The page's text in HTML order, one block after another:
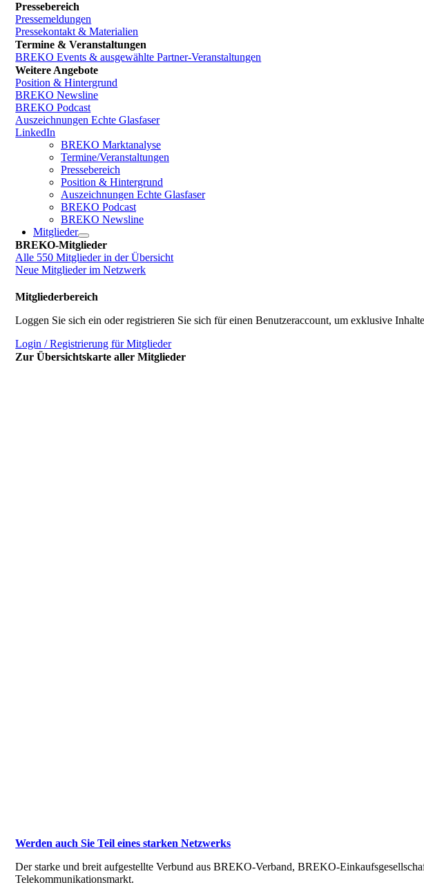
Pressebereich
Pressemeldungen
Pressekontakt & Materialien
Termine & Veranstaltungen
BREKO Events & ausgewählte Partner-Veranstaltungen
Weitere Angebote
Position & Hintergrund
BREKO Newsline
BREKO Podcast
Auszeichnungen Echte Glasfaser
LinkedIn
BREKO Marktanalyse
Termine/Veranstaltungen
Pressebereich
Position & Hintergrund
Auszeichnungen Echte Glasfaser
BREKO Podcast
BREKO Newsline
Mitglieder
BREKO-Mitglieder
Alle 550 Mitglieder in der Übersicht
Neue Mitglieder im Netzwerk
Mitgliederbereich
Loggen Sie sich ein oder registrieren Sie sich für einen Benutzeraccount, um exklusive
Login / Registrierung für Mitglieder
Zur Übersichtskarte aller Mitglieder
Werden auch Sie Teil eines starken Netzwerks
Der starke und breit aufgestellte Verbund aus BREKO-Verband, BREKO-
Telekommunikationsmarkt.